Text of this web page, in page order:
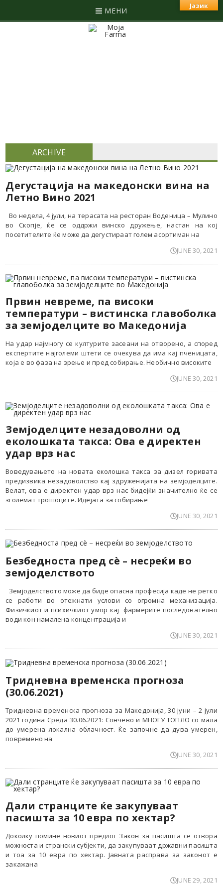
МЕНИ
ARCHIVE
Дегустација на македонски вина на
Летно Вино 2021
Во недела, 4 јули, на терасата на ресторан Воденица – Мулино
во Скопје, ќе се оддржи винско дружење, настан на кој
посетителите ќе може да дегустираат голем асортиман на
JUNE 30, 2021
Првин невреме, па високи
температури – вистинска главоболка
за земјоделците во Македонија
На удар најмногу се културите засеани на отворено, а според
експертите најголеми штети се очекува да има кај пченицата,
која е во фаза на зрење и пред собирање. Необично високите
JUNE 30, 2021
Земјоделците незадоволни од
еколошката такса: Ова е директен
удар врз нас
Воведувањето на новата еколошка такса за дизел горивата
предизвика незадоволство кај здруженијата на земјоделците.
Велат, ова е директен удар врз нас бидејќи значително ќе се
зголемат трошоците. Идејата за собирање
JUNE 30, 2021
Безбедноста пред сè – несреќи во
земјоделството
Земјоделството може да биде опасна професија каде не ретко
се работи во отежнати услови со огромна механизација.
Физичкиот и психичкиот умор кај фармерите последователно
води кон намалена концентрација и
JUNE 30, 2021
Тридневна временска прогноза
(30.06.2021)
Тридневна временска прогноза за Македонија, 30 јуни – 2 јули
2021 година Среда 30.06.2021: Сончево и МНОГУ ТОПЛО со мала
до умерена локална облачност. Ќе започне да дува умерен,
повремено на
JUNE 30, 2021
Дали странците ќе закупуваат
пасишта за 10 евра по хектар?
Доколку помине новиот предлог Закон за пасишта се отвора
можноста и странски субјекти, да закупуваат државни пасишта
и тоа за 10 евра по хектар. Јавната расправа за законот е
закажана
JUNE 29, 2021
Јазик